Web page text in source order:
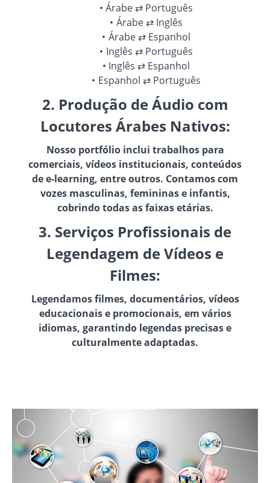
Árabe ⇄ Português
Árabe ⇄ Inglês
Árabe ⇄ Espanhol
Inglês ⇄ Português
Inglês ⇄ Espanhol
Espanhol ⇄ Português
2. Produção de Áudio com
Locutores Árabes Nativos:
Nosso portfólio inclui trabalhos para
comerciais, vídeos institucionais, conteúdos
de e-learning, entre outros. Contamos com
vozes masculinas, femininas e infantis,
cobrindo todas as faixas etárias.
3. Serviços Profissionais de
Legendagem de Vídeos e
Filmes:
Legendamos filmes, documentários, vídeos
educacionais e promocionais, em vários
idiomas, garantindo legendas precisas e
culturalmente adaptadas.